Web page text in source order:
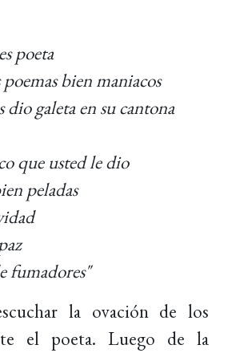
poeta
bien maniacos
dio galeta en su cantona
que usted le dio
peladas
fumadores"
la ovación de los
el poeta. Luego de la